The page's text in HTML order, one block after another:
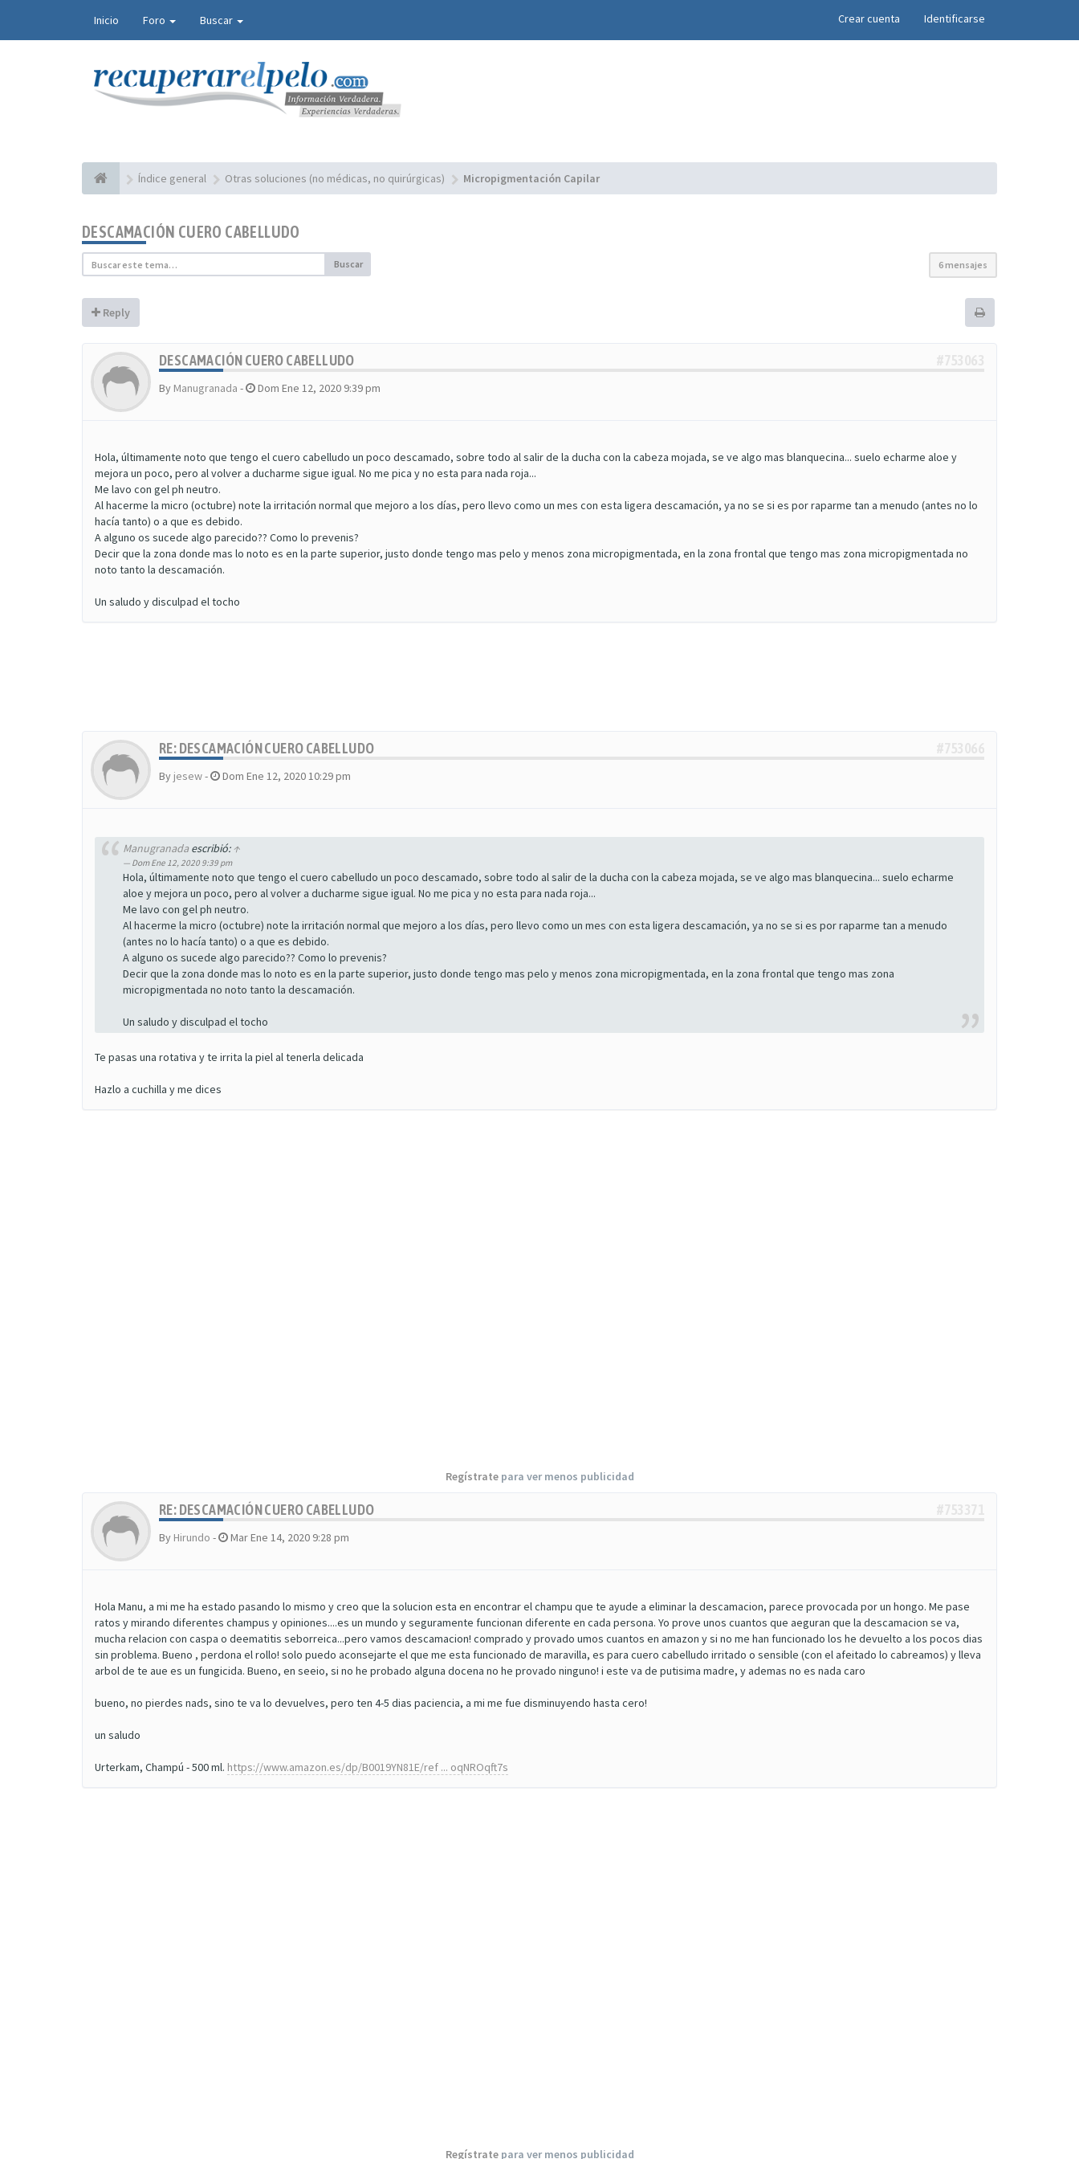
Inicio Foro Buscar Crear cuenta Identificarse ×
Índice general Otras soluciones (no médicas, no quirúrgicas) Micropigmentación Capilar
DESCAMACIÓN CUERO CABELLUDO
Buscar 6 mensajes
Reply
DESCAMACIÓN CUERO CABELLUDO
By Manugranada - Dom Ene 12, 2020 9:39 pm
Hola, últimamente noto que tengo el cuero cabelludo un poco descamado, sobre todo al salir de la ducha con la cabeza mojada, se ve algo mas blanquecina... suelo echarme aloe y
mejora un poco, pero al volver a ducharme sigue igual. No me pica y no esta para nada roja...
Me lavo con gel ph neutro.
Al hacerme la micro (octubre) note la irritación normal que mejoro a los días, pero llevo como un mes con esta ligera descamación, ya no se si es por raparme tan a menudo (antes no lo
hacía tanto) o a que es debido.
A alguno os sucede algo parecido?? Como lo prevenis?
Decir que la zona donde mas lo noto es en la parte superior, justo donde tengo mas pelo y menos zona micropigmentada, en la zona frontal que tengo mas zona micropigmentada no
noto tanto la descamación.
Un saludo y disculpad el tocho
RE: DESCAMACIÓN CUERO CABELLUDO
By jesew- Dom Ene 12, 2020 10:29 pm
Manugranada escribió:↑
Dom Ene 12, 2020 9:39 pm
Hola, últimamente noto que tengo el cuero cabelludo un poco descamado, sobre todo al salir de la ducha con la cabeza mojada, se ve algo mas blanquecina... suelo echarme
aloe y mejora un poco, pero al volver a ducharme sigue igual. No me pica y no esta para nada roja...
Me lavo con gel ph neutro.
Al hacerme la micro (octubre) note la irritación normal que mejoro a los días, pero llevo como un mes con esta ligera descamación, ya no se si es por raparme tan a menudo
(antes no lo hacía tanto) o a que es debido.
A alguno os sucede algo parecido?? Como lo prevenis?
Decir que la zona donde mas lo noto es en la parte superior, justo donde tengo mas pelo y menos zona micropigmentada, en la zona frontal que tengo mas zona
micropigmentada no noto tanto la descamación.
Un saludo y disculpad el tocho
Te pasas una rotativa y te irrita la piel al tenerla delicada
Hazlo a cuchilla y me dices
Regístratepara ver menos publicidad
RE: DESCAMACIÓN CUERO CABELLUDO
By Hirundo - Mar Ene 14, 2020 9:28 pm
Hola Manu, a mi me ha estado pasando lo mismo y creo que la solucion esta en encontrar el champu que te ayude a eliminar la descamacion, parece provocada por un hongo. Me pase
ratos y mirando diferentes champus y opiniones....es un mundo y seguramente funcionan diferente en cada persona. Yo prove unos cuantos que aeguran que la descamacion se va,
mucha relacion con caspa o deematitis seborreica...pero vamos descamacion! comprado y provado umos cuantos en amazon y si no me han funcionado los he devuelto a los pocos dias
sin problema. Bueno , perdona el rollo! solo puedo aconsejarte el que me esta funcionado de maravilla, es para cuero cabelludo irritado o sensible (con el afeitado lo cabreamos) y lleva
arbol de te aue es un fungicida. Bueno, en seeio, si no he probado alguna docena no he provado ninguno! i este va de putisima madre, y ademas no es nada caro
bueno, no pierdes nads, sino te va lo devuelves, pero ten 4-5 dias paciencia, a mi me fue disminuyendo hasta cero!
un saludo
Urterkam, Champú - 500 ml. https://www.amazon.es/dp/B0019YN81E/ref ... oqNROqft7s
Regístratepara ver menos publicidad